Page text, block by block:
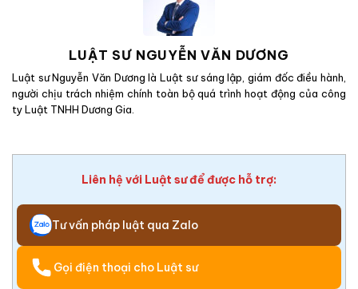
LUẬT SƯ NGUYỄN VĂN DƯƠNG
Luật sư Nguyễn Văn Dương là Luật sư sáng lập, giám đốc điều hành,
người chịu trách nhiệm chính toàn bộ quá trình hoạt động của công
ty Luật TNHH Dương Gia.
Liên hệ với Luật sư để được hỗ trợ:
Tư vấn pháp luật qua Zalo
Gọi điện thoại cho Luật sư